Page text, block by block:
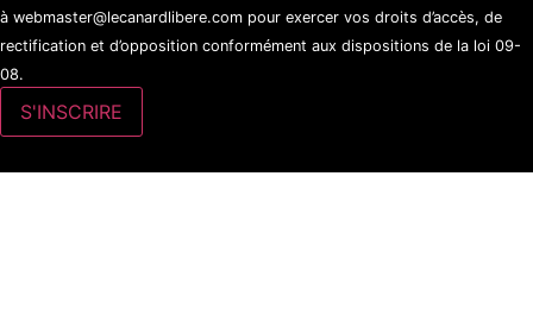
à webmaster@lecanardlibere.com pour exercer vos droits d’accès, de
rectification et d’opposition conformément aux dispositions de la loi 09-
08.